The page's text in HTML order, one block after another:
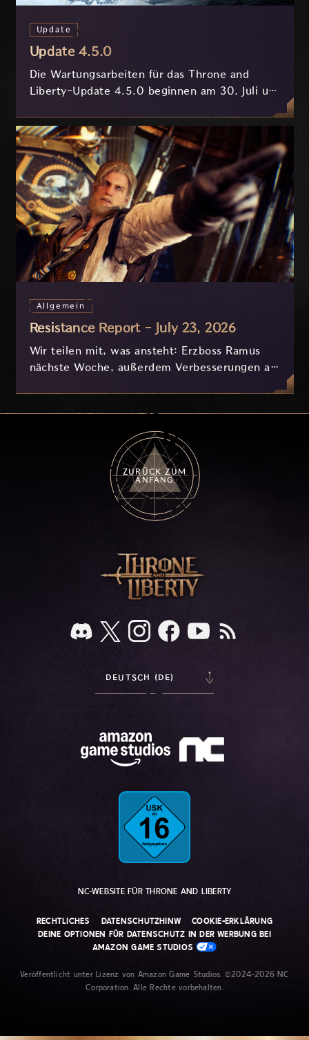
Update
Update 4.5.0
Die Wartungsarbeiten für das Throne and
Liberty-Update 4.5.0 beginnen am 30. Juli um
Stunden.
Allgemein
Resistance Report - July 23, 2026
Wir teilen mit, was ansteht: Erzboss Ramus
nächste Woche, außerdem Verbesserungen an
sind.
ZURÜCK ZUM
ANFANG
DEUTSCH (DE)
NC-WEBSITE FÜR THRONE AND LIBERTY
RECHTLICHES DATENSCHUTZHINW
COOKIE-ERKLÄRUNG
DEINE OPTIONEN FÜR DATENSCHUTZ IN DER WERBUNG BEI
AMAZON GAME STUDIOS
Veröffentlicht unter Lizenz von Amazon Game Studios. ©2024-2026 NC
Corporation. Alle Rechte vorbehalten.